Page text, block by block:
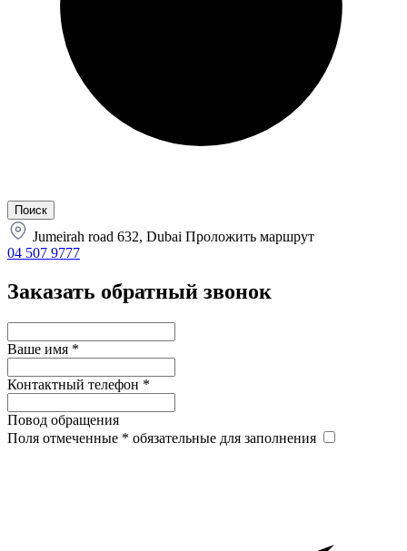
Jumeirah road 632, Dubai Проложить маршрут
04 507 9777
Заказать обратный звонок
Ваше имя *
Контактный телефон *
Повод обращения
Поля отмеченные * обязательные для заполнения